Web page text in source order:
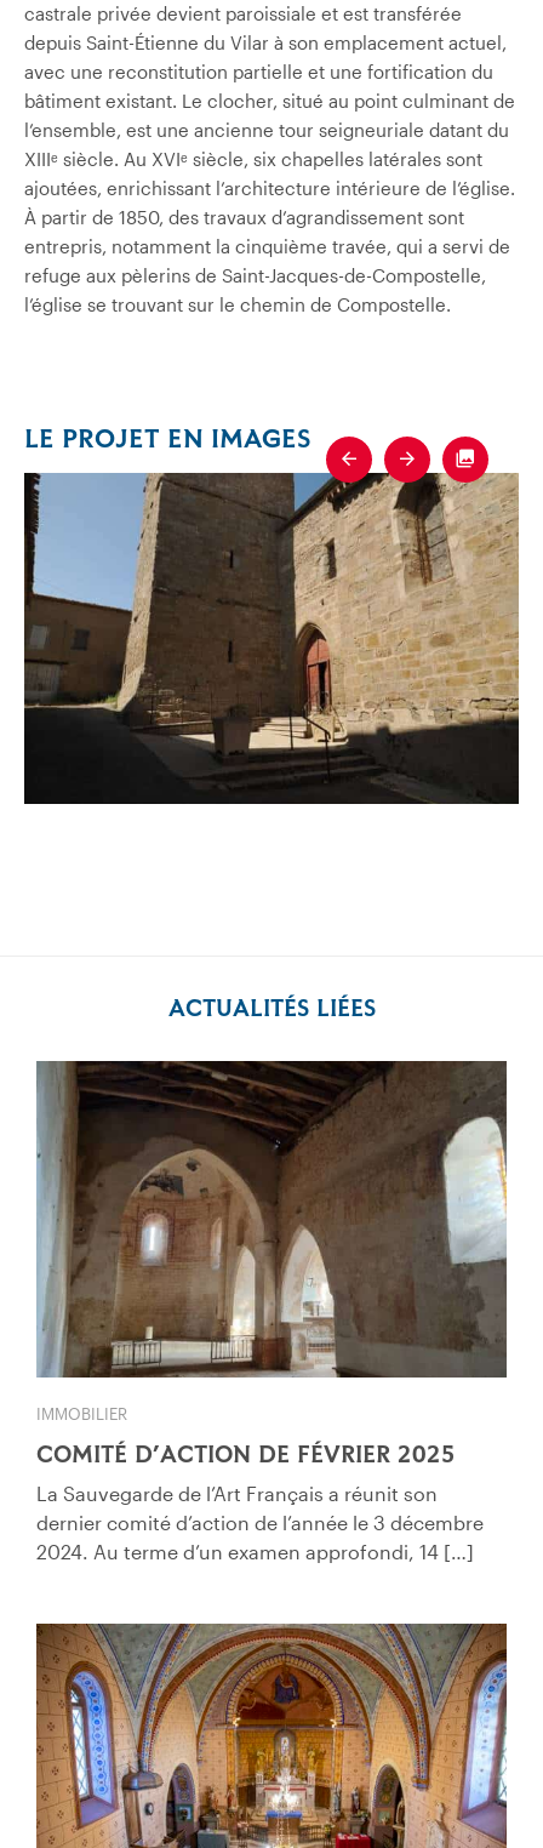
castrale privée devient paroissiale et est transférée
depuis Saint-Étienne du Vilar à son emplacement actuel,
avec une reconstitution partielle et une fortification du
bâtiment existant. Le clocher, situé au point culminant de
l’ensemble, est une ancienne tour seigneuriale datant du
XIIIᵉ siècle. Au XVIᵉ siècle, six chapelles latérales sont
ajoutées, enrichissant l’architecture intérieure de l’église.
À partir de 1850, des travaux d’agrandissement sont
entrepris, notamment la cinquième travée, qui a servi de
refuge aux pèlerins de Saint-Jacques-de-Compostelle,
l’église se trouvant sur le chemin de Compostelle.
LE PROJET EN IMAGES
Previous
Next
ACTUALITÉS LIÉES
IMMOBILIER
COMITÉ D’ACTION DE FÉVRIER 2025
La Sauvegarde de l’Art Français a réunit son
dernier comité d’action de l’année le 3 décembre
2024. Au terme d’un examen approfondi, 14 […]